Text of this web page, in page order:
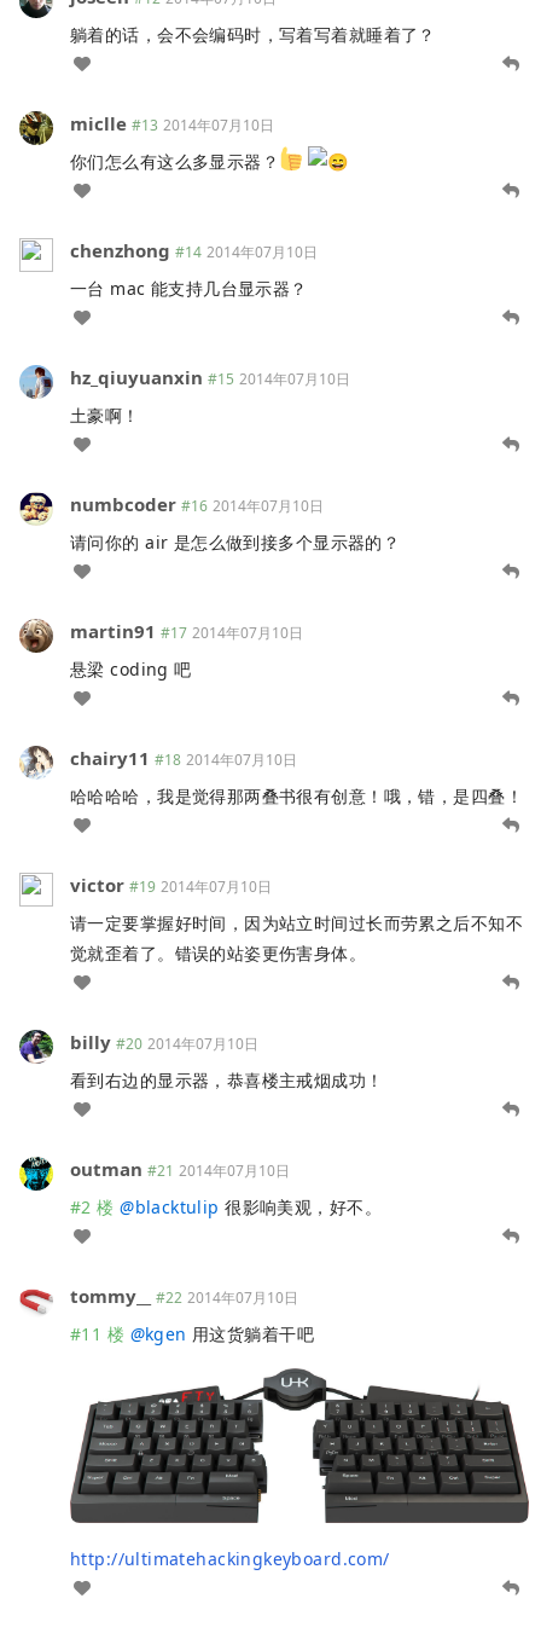
躺着的话，会不会编码时，写着写着就睡着了？
miclle #13 2014年07月10日
你们怎么有这么多显示器？
chenzhong #14 2014年07月10日
一台 mac 能支持几台显示器？
hz_qiuyuanxin #15 2014年07月10日
土豪啊！
numbcoder #16 2014年07月10日
请问你的 air 是怎么做到接多个显示器的？
martin91 #17 2014年07月10日
悬梁 coding 吧
chairy11 #18 2014年07月10日
哈哈哈哈，我是觉得那两叠书很有创意！哦，错，是四叠！
victor #19 2014年07月10日
请一定要掌握好时间，因为站立时间过长而劳累之后不知不
觉就歪着了。错误的站姿更伤害身体。
billy #20 2014年07月10日
看到右边的显示器，恭喜楼主戒烟成功！
outman #21 2014年07月10日
#2 楼 @blacktulip 很影响美观，好不。
tommy__ #22 2014年07月10日
#11 楼 @kgen 用这货躺着干吧
http://ultimatehackingkeyboard.com/